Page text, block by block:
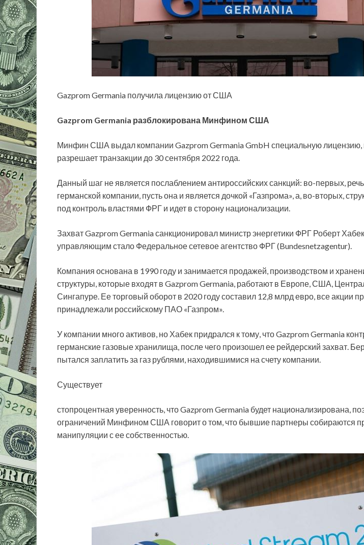
Gazprom Germania получила лицензию от США
Gazprom Germania разблокирована Минфином США
Минфин США выдал компании Gazprom Germania GmbH специальную лицензию,
разрешает транзакции до 30 сентября 2022 года.
Данный шаг не является послаблением антироссийских санкций: во-первых,
германской компании, пусть она и является дочкой «Газпрома», а, во-вторых,
под контроль властями ФРГ и идет в сторону национализации.
Захват Gazprom Germania санкционировал министр энергетики ФРГ Роберт
управляющим стало Федеральное сетевое агентство ФРГ (Bundesnetzagentur).
Компания основана в 1990 году и занимается продажей, производством и
структуры, которые входят в Gazprom Germania, работают в Европе, США,
Сингапуре. Ее торговый оборот в 2020 году составил 12,8 млрд евро, все акции
принадлежали российскому ПАО «Газпром».
У компании много активов, но Хабек придрался к тому, что Gazprom Germania
германские газовые хранилища, после чего произошел ее рейдерский захват.
пытался заплатить за газ рублями, находившимися на счету компании.
Существует
стопроцентная уверенность, что Gazprom Germania будет национализирована,
ограничений Минфином США говорит о том, что бывшие партнеры собираются
манипуляции с ее собственностью.